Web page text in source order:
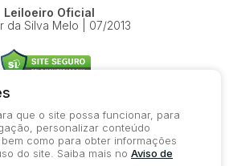
Leiloeiro Oficial
da Silva Melo | 07/2013
- Todos os direitos reservados
de Privacidade
que o site possa funcionar, para
personalizar conteúdo
como para obter informações
do site. Saiba mais no Aviso de